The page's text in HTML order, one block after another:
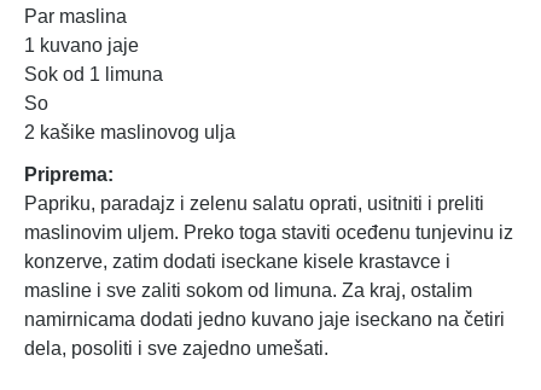
Par maslina
1 kuvano jaje
Sok od 1 limuna
So
2 kašike maslinovog ulja
Priprema:
Papriku, paradajz i zelenu salatu oprati, usitniti i preliti
maslinovim uljem. Preko toga staviti oceđenu tunjevinu iz
konzerve, zatim dodati iseckane kisele krastavce i
masline i sve zaliti sokom od limuna. Za kraj, ostalim
namirnicama dodati jedno kuvano jaje iseckano na četiri
dela, posoliti i sve zajedno umešati.